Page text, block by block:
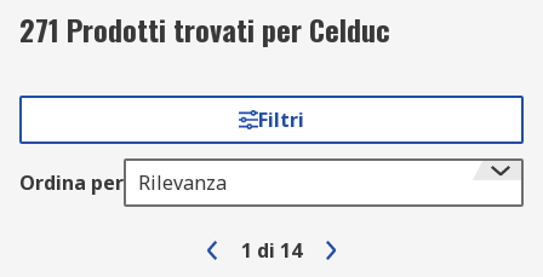
271 Prodotti trovati per Celduc
Filtri
Ordina per Rilevanza
1 di 14